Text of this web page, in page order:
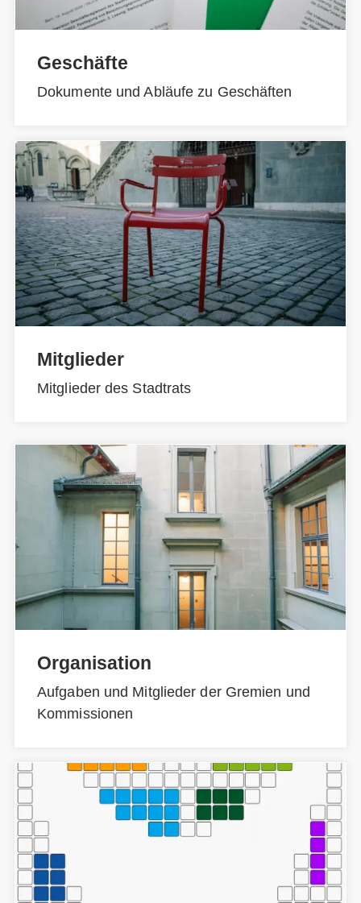
Geschäfte
Dokumente und Abläufe zu Geschäften
Mitglieder
Mitglieder des Stadtrats
Organisation
Aufgaben und Mitglieder der Gremien und
Kommissionen